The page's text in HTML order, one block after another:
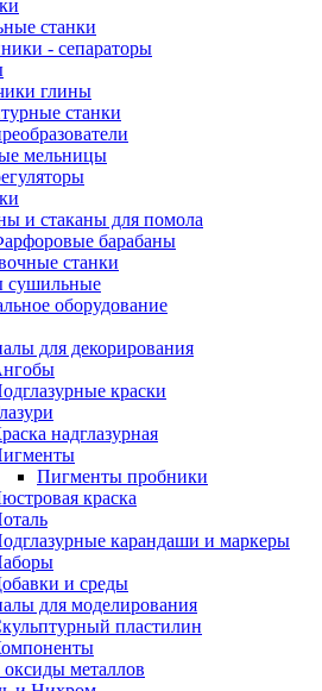
станки
- сепараторы
глины
станки
мельницы
и стаканы для помола
барабаны
станки
оборудование
для декорирования
краски
надглазурная
Пигменты пробники
краска
карандаши и маркеры
и среды
для моделирования
пластилин
металлов